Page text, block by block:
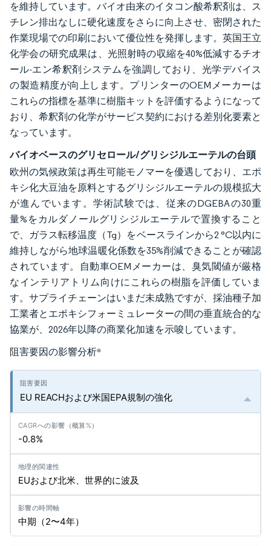
を維持しています。バイオ由来のイタコン酸希釈剤は、ス
チレン排出なしに硬化速度をさらに向上させ、密閉された
作業現場での印刷において優位性を発揮します。英国王立
化学会の研究成果は、光照射時の収縮を40%低減するチオ
ール-エン希釈剤システムを強調しており、光学デバイス
の製造精度が向上します。プリンターのOEMメーカーは
これらの指標を基準に樹脂キットを評価するようになって
おり、希釈剤の化学がサービス契約における差別化要素と
なっています。
バイオベースのグリセロール/グリシジルエーテルの台頭
欧州の気候政策は再生可能モノマーを優遇しており、エポ
キシ化大豆油を原料とするグリシジルエーテルの規模拡大
が進んでいます。学術試験では、従来のDGEBAの30重
量%をカルダノールグリシジルエーテルで置換すること
で、ガラス転移温度（Tg）をベースラインから2 °C以内に
維持しながら地球温暖化係数を35%削減できることが確認
されています。自動車OEMメーカーは、臭気閾値が厳格
なインテリアトリム向けにこれらの樹脂を評価していま
す。サプライチェーンはいまだ未成熟ですが、採油種子加
工業者とエポキシフォーミュレーターの間の垂直統合的な
協業が、2026年以降の商業化加速を示唆しています。
阻害要因の影響分析*
EU REACHおよび米国EPA規制の強化
-0.8%
EUおよび北米、世界的に波及
中期（2〜4年）